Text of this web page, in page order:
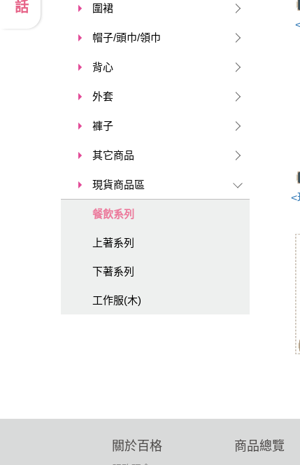
圍裙
帽子/頭巾/領巾
背心
外套
褲子
其它商品
現貨商品區
餐飲系列
上著系列
下著系列
工作服(木)
關於百格 商品總覽